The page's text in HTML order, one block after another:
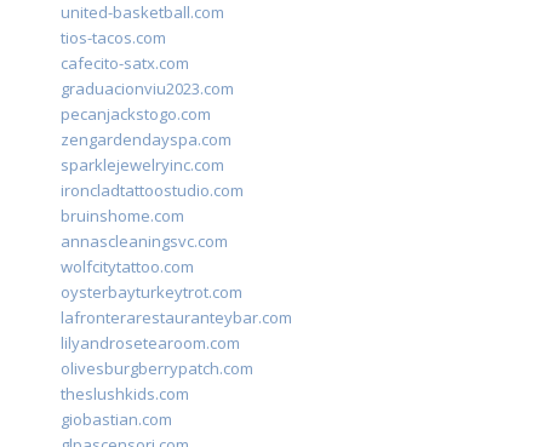
united-basketball.com
tios-tacos.com
cafecito-satx.com
graduacionviu2023.com
pecanjackstogo.com
zengardendayspa.com
sparklejewelryinc.com
ironcladtattoostudio.com
bruinshome.com
annascleaningsvc.com
wolfcitytattoo.com
oysterbayturkeytrot.com
lafronterarestauranteybar.com
lilyandrosetearoom.com
olivesburgberrypatch.com
theslushkids.com
giobastian.com